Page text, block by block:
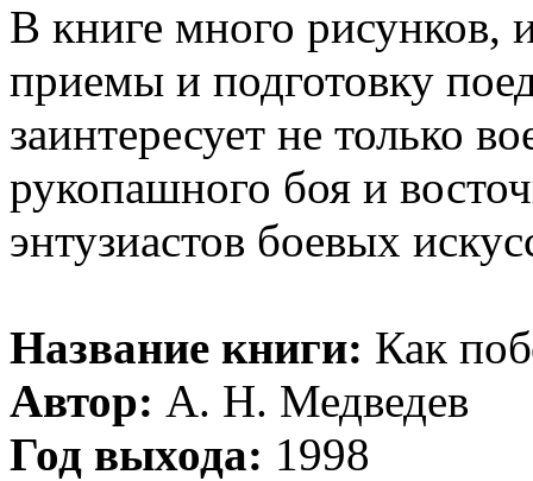
В книге много
приемы и подготовку
заинтересует не только
рукопашного боя и
энтузиастов боевых
Название книги: Как
Автор: А. Н. Медведев
Год выхода: 1998